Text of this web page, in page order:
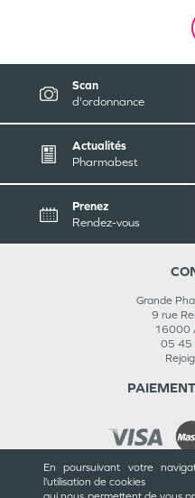
En poursuivant votre
l’utilisation de cookies
Scan
d'ordonnance
Actualités
Pharmabest
Prenez
Rendez-vous
Grande
9 rue
16000
05 45